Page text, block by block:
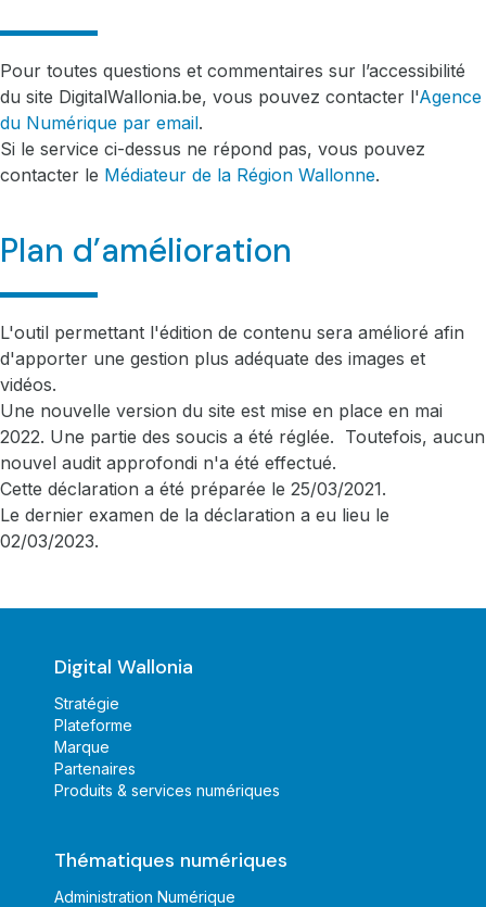
Pour toutes questions et commentaires sur l’accessibilité
du site DigitalWallonia.be, vous pouvez contacter l'Agence
du Numérique par email.
Si le service ci-dessus ne répond pas, vous pouvez
contacter le Médiateur de la Région Wallonne.
Plan d’amélioration
L'outil permettant l'édition de contenu sera amélioré afin
d'apporter une gestion plus adéquate des images et
vidéos.
Une nouvelle version du site est mise en place en mai
2022. Une partie des soucis a été réglée. Toutefois, aucun
nouvel audit approfondi n'a été effectué.
Cette déclaration a été préparée le 25/03/2021.
Le dernier examen de la déclaration a eu lieu le
02/03/2023.
Digital Wallonia
Stratégie
Plateforme
Marque
Partenaires
Produits & services numériques
Thématiques numériques
Administration Numérique